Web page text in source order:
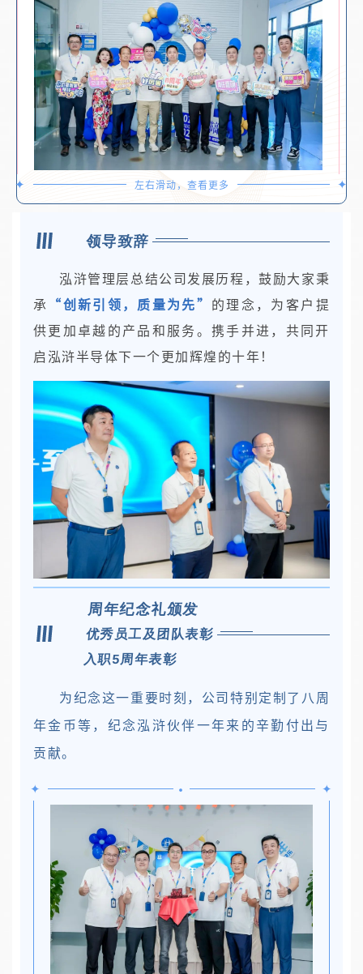
✦ 左右滑动，查看更多 ✦
领导致辞
泓浒管理层总结公司发展历程，鼓励大家秉
承 “创新引领，质量为先” 的理念，为客户提
供更加卓越的产品和服务。携手并进，共同开
启泓浒半导体下一个更加辉煌的十年！
周年纪念礼颁发
优秀员工及团队表彰
入职5周年表彰
为纪念这一重要时刻，公司特别定制了八周
年金币等，纪念泓浒伙伴一年来的辛勤付出与
贡献。
✦ • ✦